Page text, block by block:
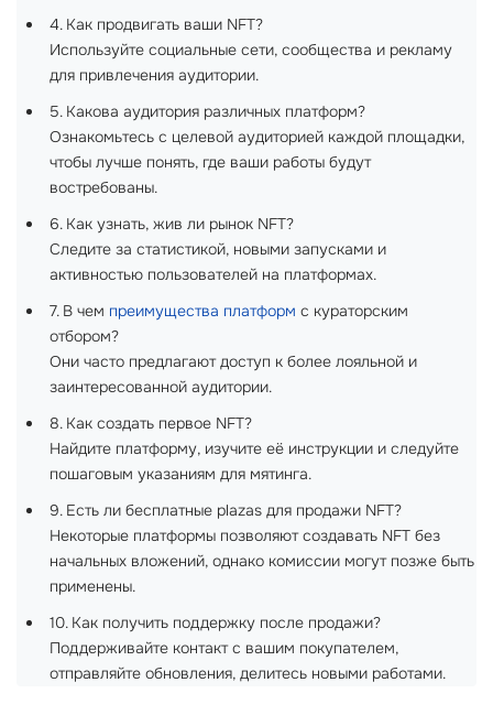
4. Как продвигать ваши NFT?
Используйте социальные сети, сообщества и рекламу
для привлечения аудитории.
5. Какова аудитория различных платформ?
Ознакомьтесь с целевой аудиторией каждой площадки,
чтобы лучше понять, где ваши работы будут
востребованы.
6. Как узнать, жив ли рынок NFT?
Следите за статистикой, новыми запусками и
активностью пользователей на платформах.
7. В чем преимущества платформ с кураторским
отбором?
Они часто предлагают доступ к более лояльной и
заинтересованной аудитории.
8. Как создать первое NFT?
Найдите платформу, изучите её инструкции и следуйте
пошаговым указаниям для мятинга.
9. Есть ли бесплатные plazas для продажи NFT?
Некоторые платформы позволяют создавать NFT без
начальных вложений, однако комиссии могут позже быть
применены.
10. Как получить поддержку после продажи?
Поддерживайте контакт с вашим покупателем,
отправляйте обновления, делитесь новыми работами.